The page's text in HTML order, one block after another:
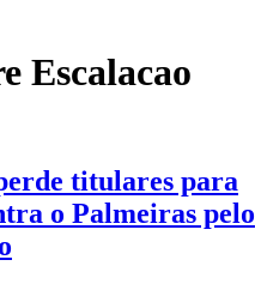
Escalacao
titulares para
o Palmeiras pelo